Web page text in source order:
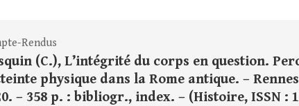
Rendus
(C.), L’intégrité du corps en question.
physique dans la Rome antique. –
– 358 p. : bibliogr., index. – (Histoire, ISSN :